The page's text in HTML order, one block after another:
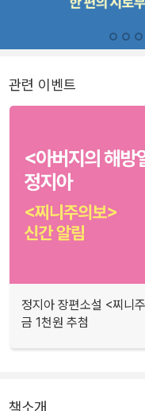
관련 이벤트
정지아 장편소설 <찌니
금 1천원 추첨
책소개